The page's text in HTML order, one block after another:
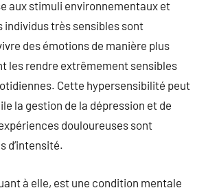
aux stimuli environnementaux et
individus très sensibles sont
des émotions de manière plus
les rendre extrêmement sensibles
Cette hypersensibilité peut
la gestion de la dépression et de
douloureuses sont
d’intensité.
à elle, est une condition mentale